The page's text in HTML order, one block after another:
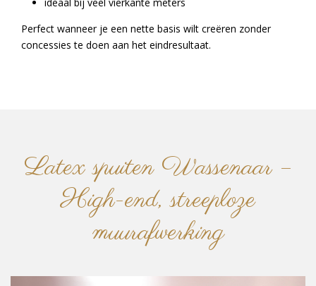
Perfect wanneer je een nette basis wilt creëren zonder
concessies te doen aan het eindresultaat.
Latex spuiten Wassenaar –
High-end, streeploze
muurafwerking